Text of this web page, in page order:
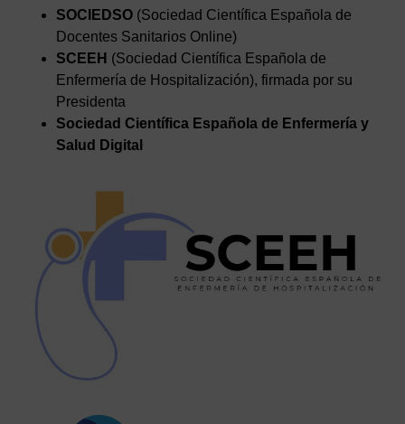
SOCIEDSO (Sociedad Científica Española de
Docentes Sanitarios Online)
SCEEH (Sociedad Científica Española de
Enfermería de Hospitalización), firmada por su
Presidenta
Sociedad Científica Española de Enfermería y
Salud Digital